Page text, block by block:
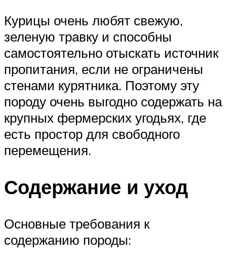
Курицы очень любят свежую,
зеленую травку и способны
самостоятельно отыскать источник
пропитания, если не ограничены
стенами курятника. Поэтому эту
породу очень выгодно содержать на
крупных фермерских угодьях, где
есть простор для свободного
перемещения.
Содержание и уход
Основные требования к
содержанию породы: